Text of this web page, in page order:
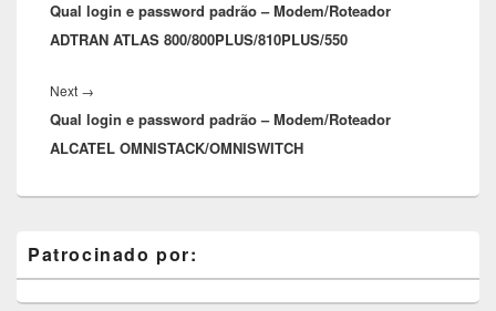
post:
Qual login e password padrão – Modem/Roteador
ADTRAN ATLAS 800/800PLUS/810PLUS/550
Next →
post:
Qual login e password padrão – Modem/Roteador
ALCATEL OMNISTACK/OMNISWITCH
Sidebar
Widget
Area
Patrocinado por: